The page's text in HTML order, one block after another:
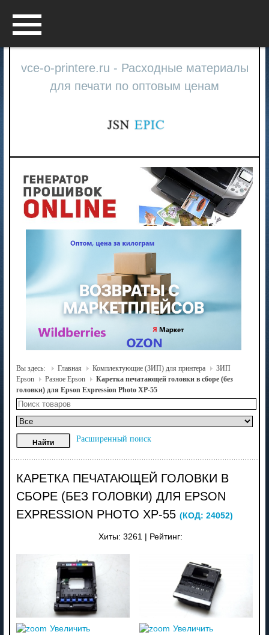
vce-o-printere.ru - Расходные материалы
для печати по оптовым ценам
Вы здесь: Главная Комплектующие (ЗИП) для принтера
ЗИП
Epson
Разное Epson
Каретка печатающей головки в сборе (без
головки) для Epson Expression Photo XP-55
Расширенный поиск
КАРЕТКА ПЕЧАТАЮЩЕЙ ГОЛОВКИ В
СБОРЕ (БЕЗ ГОЛОВКИ) ДЛЯ EPSON
EXPRESSION PHOTO XP-55 (КОД: 24052)
Хиты: 3261 Рейтинг:
Увеличить
Увеличить